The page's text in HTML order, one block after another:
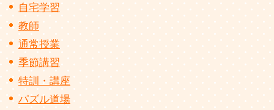
自宅学習
教師
通常授業
季節講習
特訓・講座
パズル道場